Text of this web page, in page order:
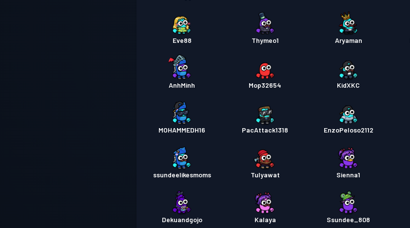
Eve88 Thymeo1 Aryaman
AnhMinh Mop32654 KidXKC
MOHAMMEDH16 PacAttack1318 EnzoPeloso2112
ssundeelikesmoms Tulyawat Sienna1
Dekuandgojo Kalaya Ssundee_808